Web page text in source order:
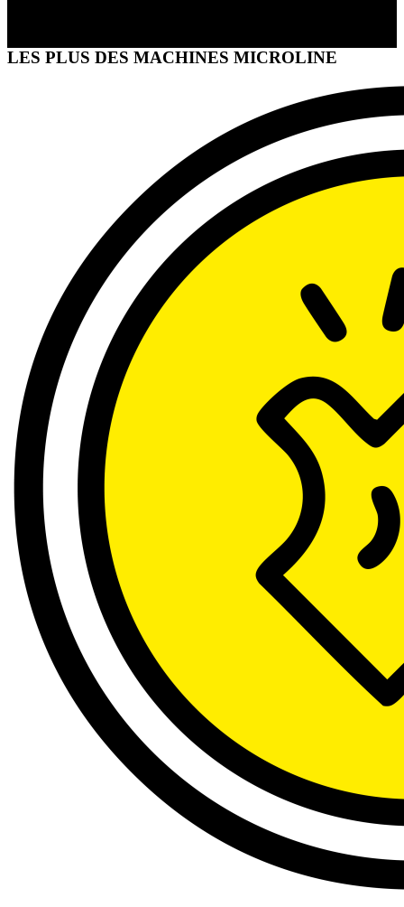
LES PLUS DES MACHINES MICROLINE